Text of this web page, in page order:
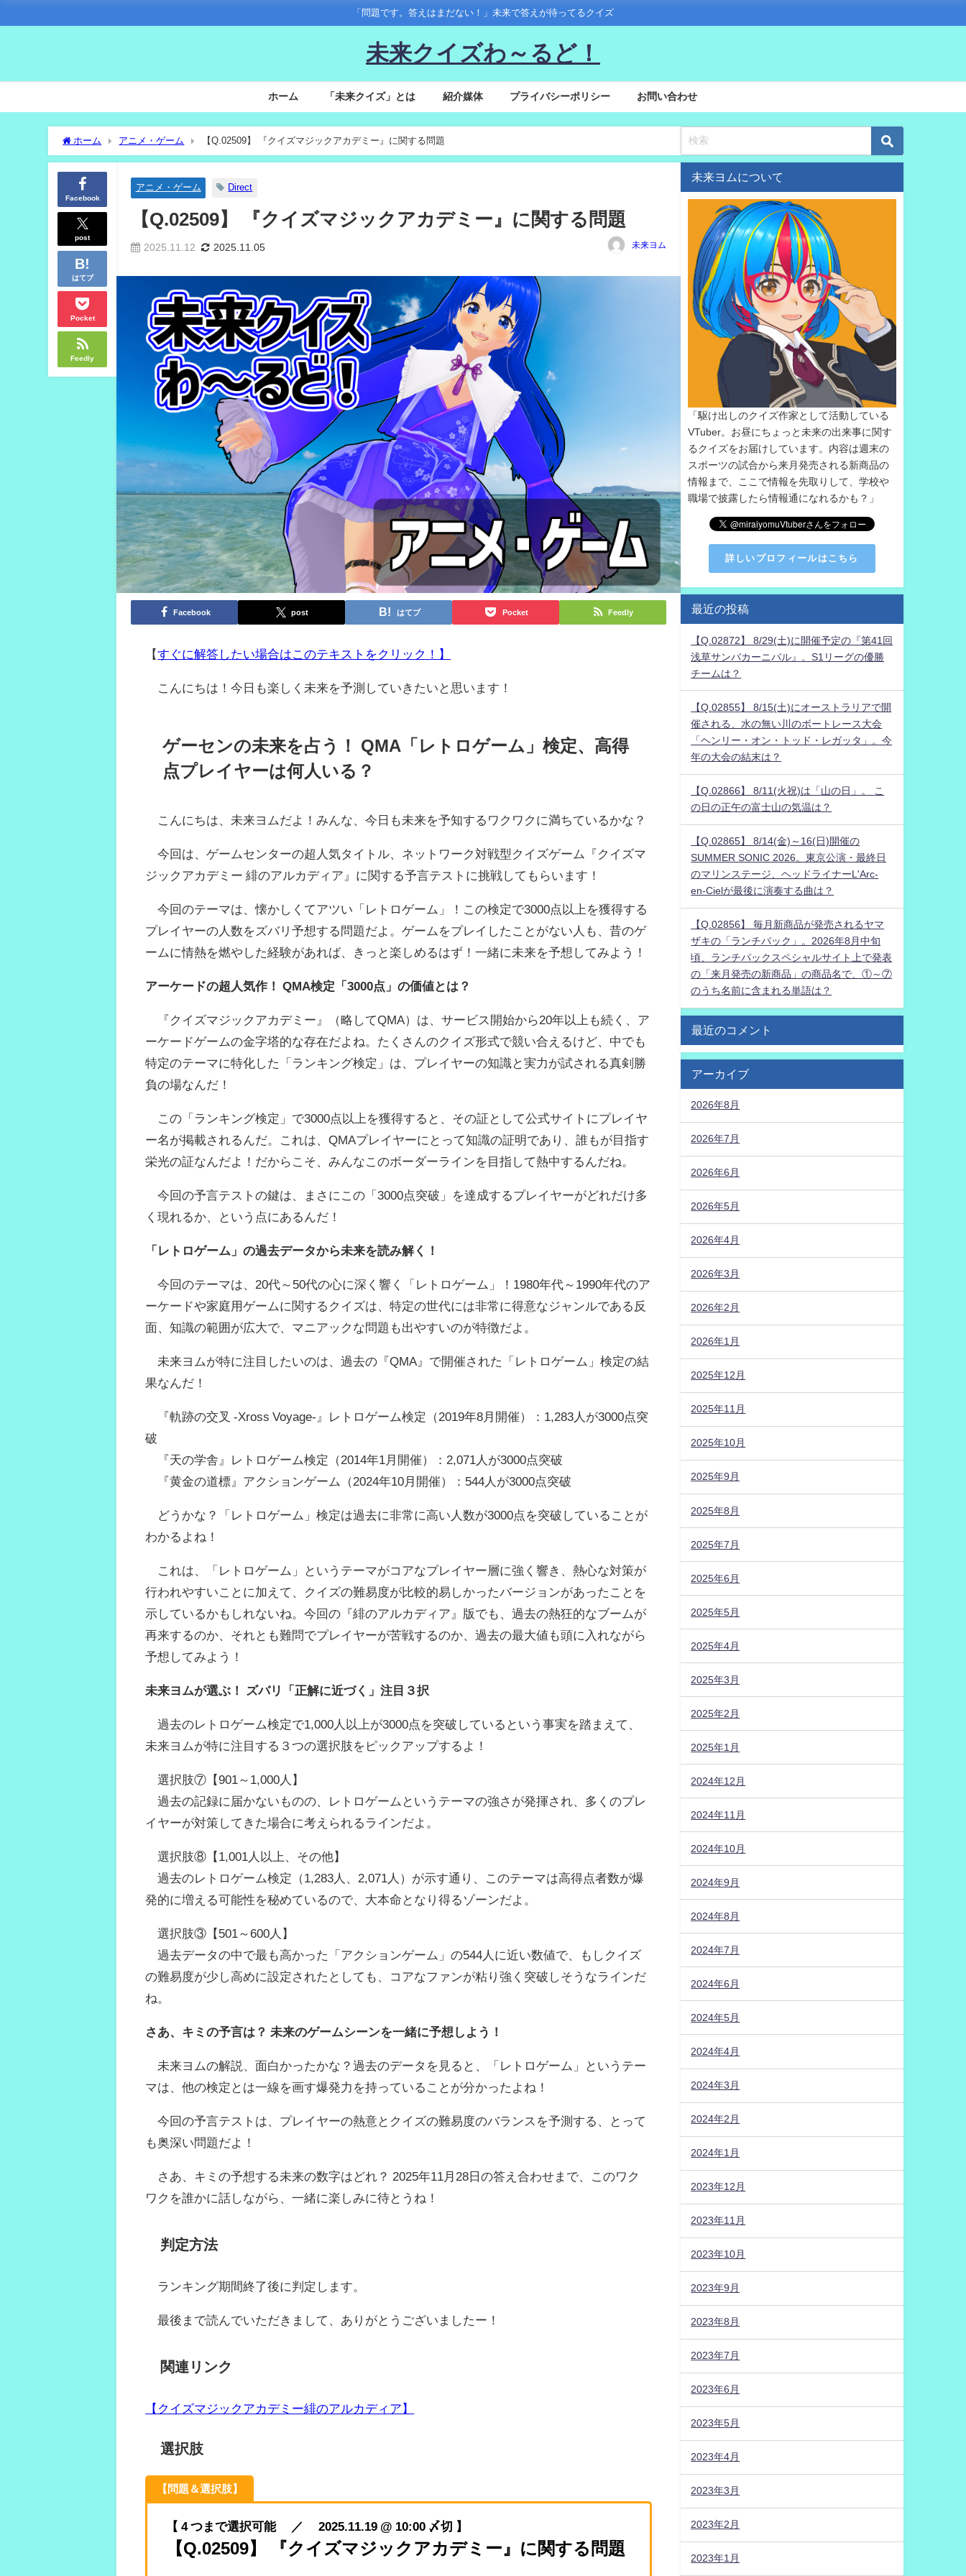
「問題です。答えはまだない！」未来で答えが待ってるクイズ
未来クイズわ～るど！
ホーム 「未来クイズ」とは 紹介媒体 プライバシーポリシー お問い合わせ
ホーム アニメ・ゲーム 【Q.02509】 『クイズマジックアカデミー』に関する問題
Facebook
post
はてブ
Pocket
Feedly
アニメ・ゲーム Direct
【Q.02509】 『クイズマジックアカデミー』に関する問題
2025.11.12 2025.11.05 未来ヨム
Facebook post はてブ Pocket Feedly
【すぐに解答したい場合はこのテキストをクリック！】
こんにちは！今日も楽しく未来を予測していきたいと思います！
ゲーセンの未来を占う！ QMA「レトロゲーム」検定、高得
点プレイヤーは何人いる？
こんにちは、未来ヨムだよ！みんな、今日も未来を予知するワクワクに満ちているかな？
今回は、ゲームセンターの超人気タイトル、ネットワーク対戦型クイズゲーム『クイズマ
ジックアカデミー 緋のアルカディア』に関する予言テストに挑戦してもらいます！
今回のテーマは、懐かしくてアツい「レトロゲーム」！この検定で3000点以上を獲得する
プレイヤーの人数をズバリ予想する問題だよ。ゲームをプレイしたことがない人も、昔のゲ
ームに情熱を燃やした経験があれば、きっと楽しめるはず！一緒に未来を予想してみよう！
アーケードの超人気作！ QMA検定「3000点」の価値とは？
『クイズマジックアカデミー』（略してQMA）は、サービス開始から20年以上も続く、ア
ーケードゲームの金字塔的な存在だよね。たくさんのクイズ形式で競い合えるけど、中でも
特定のテーマに特化した「ランキング検定」は、プレイヤーの知識と実力が試される真剣勝
負の場なんだ！
この「ランキング検定」で3000点以上を獲得すると、その証として公式サイトにプレイヤ
ー名が掲載されるんだ。これは、QMAプレイヤーにとって知識の証明であり、誰もが目指す
栄光の証なんだよ！だからこそ、みんなこのボーダーラインを目指して熱中するんだね。
今回の予言テストの鍵は、まさにこの「3000点突破」を達成するプレイヤーがどれだけ多
く現れるか、という点にあるんだ！
「レトロゲーム」の過去データから未来を読み解く！
今回のテーマは、20代～50代の心に深く響く「レトロゲーム」！1980年代～1990年代のア
ーケードや家庭用ゲームに関するクイズは、特定の世代には非常に得意なジャンルである反
面、知識の範囲が広大で、マニアックな問題も出やすいのが特徴だよ。
未来ヨムが特に注目したいのは、過去の『QMA』で開催された「レトロゲーム」検定の結
果なんだ！
『軌跡の交叉 -Xross Voyage-』レトロゲーム検定（2019年8月開催）：1,283人が3000点突
破
『天の学舎』レトロゲーム検定（2014年1月開催）：2,071人が3000点突破
『黄金の道標』アクションゲーム（2024年10月開催）：544人が3000点突破
どうかな？「レトロゲーム」検定は過去に非常に高い人数が3000点を突破していることが
わかるよね！
これは、「レトロゲーム」というテーマがコアなプレイヤー層に強く響き、熱心な対策が
行われやすいことに加えて、クイズの難易度が比較的易しかったバージョンがあったことを
示しているかもしれないね。今回の『緋のアルカディア』版でも、過去の熱狂的なブームが
再来するのか、それとも難問でプレイヤーが苦戦するのか、過去の最大値も頭に入れながら
予想してみよう！
未来ヨムが選ぶ！ ズバリ「正解に近づく」注目３択
過去のレトロゲーム検定で1,000人以上が3000点を突破しているという事実を踏まえて、
未来ヨムが特に注目する３つの選択肢をピックアップするよ！
選択肢⑦【901～1,000人】
過去の記録に届かないものの、レトロゲームというテーマの強さが発揮され、多くのプレ
イヤーが対策してきた場合に考えられるラインだよ。
選択肢⑧【1,001人以上、その他】
過去のレトロゲーム検定（1,283人、2,071人）が示す通り、このテーマは高得点者数が爆
発的に増える可能性を秘めているので、大本命となり得るゾーンだよ。
選択肢③【501～600人】
過去データの中で最も高かった「アクションゲーム」の544人に近い数値で、もしクイズ
の難易度が少し高めに設定されたとしても、コアなファンが粘り強く突破しそうなラインだ
ね。
さあ、キミの予言は？ 未来のゲームシーンを一緒に予想しよう！
未来ヨムの解説、面白かったかな？過去のデータを見ると、「レトロゲーム」というテー
マは、他の検定とは一線を画す爆発力を持っていることが分かったよね！
今回の予言テストは、プレイヤーの熱意とクイズの難易度のバランスを予測する、とって
も奥深い問題だよ！
さあ、キミの予想する未来の数字はどれ？ 2025年11月28日の答え合わせまで、このワク
ワクを誰かに話しながら、一緒に楽しみに待とうね！
判定方法
ランキング期間終了後に判定します。
最後まで読んでいただきまして、ありがとうございましたー！
関連リンク
【クイズマジックアカデミー緋のアルカディア】
選択肢
【問題＆選択肢】
【 4 つまで選択可能 ／ 2025.11.19 @ 10:00 〆切 】
【Q.02509】 『クイズマジックアカデミー』に関する問題
未来ヨムについて
「駆け出しのクイズ作家として活動している
VTuber。お昼にちょっと未来の出来事に関す
るクイズをお届けしています。内容は週末の
スポーツの試合から来月発売される新商品の
情報まで、ここで情報を先取りして、学校や
職場で披露したら情報通になれるかも？」
詳しいプロフィールはこちら
最近の投稿
【Q.02872】 8/29(土)に開催予定の『第41回
浅草サンバカーニバル』。S1リーグの優勝
チームは？
【Q.02855】 8/15(土)にオーストラリアで開
催される、水の無い川のボートレース大会
「ヘンリー・オン・トッド・レガッタ」。今
年の大会の結末は？
【Q.02866】 8/11(火祝)は「山の日」。 こ
の日の正午の富士山の気温は？
【Q.02865】 8/14(金)～16(日)開催の
SUMMER SONIC 2026。東京公演・最終日
のマリンステージ、ヘッドライナーL'Arc-
en-Cielが最後に演奏する曲は？
【Q.02856】 毎月新商品が発売されるヤマ
ザキの「ランチパック」。2026年8月中旬
頃、ランチパックスペシャルサイト上で発表
の「来月発売の新商品」の商品名で、①～⑦
のうち名前に含まれる単語は？
最近のコメント
アーカイブ
2026年8月
2026年7月
2026年6月
2026年5月
2026年4月
2026年3月
2026年2月
2026年1月
2025年12月
2025年11月
2025年10月
2025年9月
2025年8月
2025年7月
2025年6月
2025年5月
2025年4月
2025年3月
2025年2月
2025年1月
2024年12月
2024年11月
2024年10月
2024年9月
2024年8月
2024年7月
2024年6月
2024年5月
2024年4月
2024年3月
2024年2月
2024年1月
2023年12月
2023年11月
2023年10月
2023年9月
2023年8月
2023年7月
2023年6月
2023年5月
2023年4月
2023年3月
2023年2月
2023年1月